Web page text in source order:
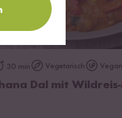
30 min Vegetarisch Vegan
Dal mit